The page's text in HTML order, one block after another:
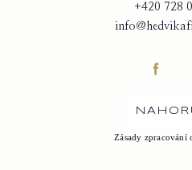
+420 728
Zásady zpracování